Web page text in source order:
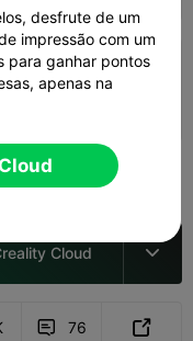
paredes, 15% de
 3.5
Cloud 
 76 
desfrute de um
impressão com um
para ganhar pontos
apenas na